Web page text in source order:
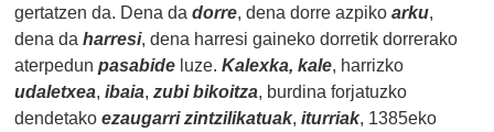
gertatzen da. Dena dadorre, dena dorre azpikoarku,
dena daharresi, dena harresi gaineko dorretik dorrerako
aterpedunpasabide luze.Kalexka, kale, harrizko
udaletxea,ibaia,zubi bikoitza, burdina forjatuzko
dendetakoezaugarri zintzilikatuak,iturriak, 1385eko